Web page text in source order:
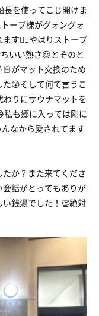
を使ってこじ開けま
ーブ様がグォングォ
す🧘‍♂️やはりストーブ
いい熱さ😌とそのと
がマット交換のため
😲そして何て言うこ
りにサウナマットを
も郷に入っては剛に
なから愛されてます
か？また来てくださ
話がとってもありが
銭湯でした！👏絶対